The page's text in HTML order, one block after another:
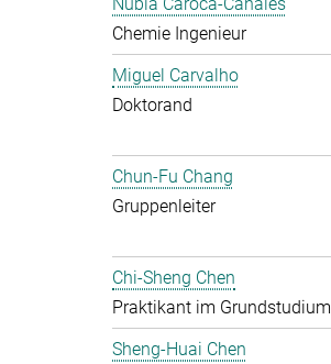
Chemie Ingenieur
Miguel Carvalho
Doktorand
Chun-Fu Chang
Gruppenleiter
Chi-Sheng Chen
Praktikant im Grundstudium
Sheng-Huai Chen